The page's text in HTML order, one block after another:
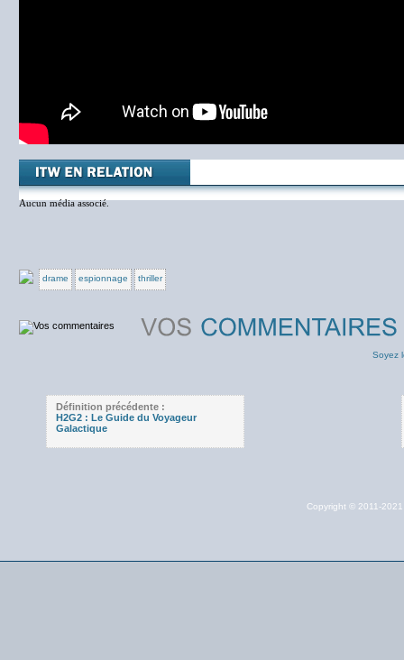
Aucun média associé.
drame espionnage thriller
Soyez
Définition précédente :
H2G2 : Le Guide du Voyageur
Galactique
Copyright © 2011-